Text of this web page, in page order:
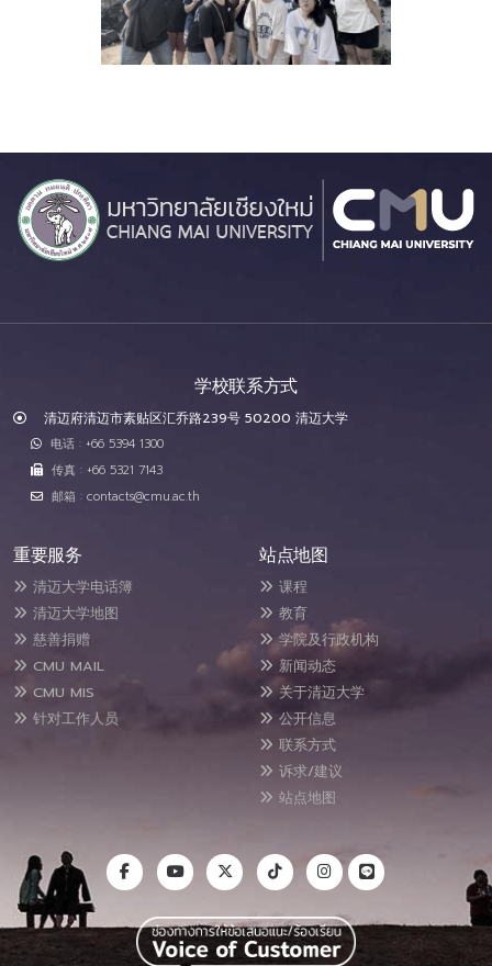
学校联系方式
清迈府清迈市素贴区汇乔路239号 50200 清迈大学
电话 : +66 5394 1300
传真 : +66 5321 7143
邮箱 : contacts@cmu.ac.th
重要服务
清迈大学电话簿
清迈大学地图
慈善捐赠
CMU MAIL
CMU MIS
针对工作人员
站点地图
课程
教育
学院及行政机构
新闻动态
关于清迈大学
公开信息
联系方式
诉求/建议
站点地图